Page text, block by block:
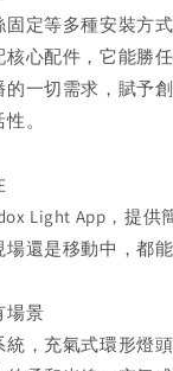
定等多種安裝方
心配件，它能勝
一切需求，賦予
。
Light App，提供
還是移動中，都能
場景
，充氣式環形燈